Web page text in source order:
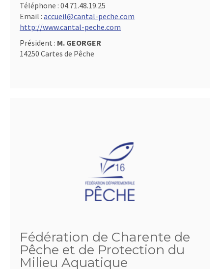
Téléphone : 04.71.48.19.25
Email : accueil@cantal-peche.com
http://www.cantal-peche.com
Président : M. GEORGER
14250 Cartes de Pêche
Fédération de Charente de
Pêche et de Protection du
Milieu Aquatique